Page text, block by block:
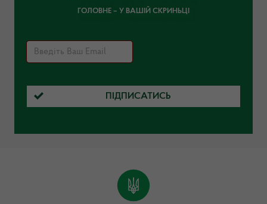
ГОЛОВНЕ – У ВАШІЙ СКРИНЬЦІ
ПІДПИСАТИСЬ